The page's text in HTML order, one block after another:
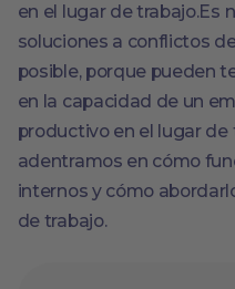
en el lugar de trabajo.Es
soluciones a conflictos
posible, porque pueden
en la capacidad de un
productivo en el lugar
adentramos en cómo
internos y cómo
de trabajo.